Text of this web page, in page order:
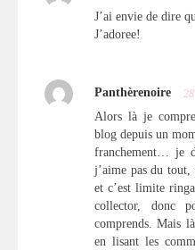
J’ai envie de dire
J’adoree!
Panthèrenoire
Alors là je
blog depuis un
franchement… je
j’aime pas du tout,
et c’est limite
collector, donc
comprends. Mais
en lisant les